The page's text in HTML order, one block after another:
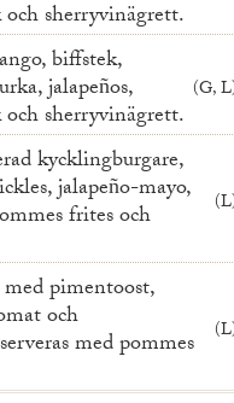
sherryvinägrett.
biffstek,
jalapeños,
sherryvinägrett.
G, L
kycklingburgare,
jalapeño-mayo,
frites och L
pimentoost,
och
med pommes L